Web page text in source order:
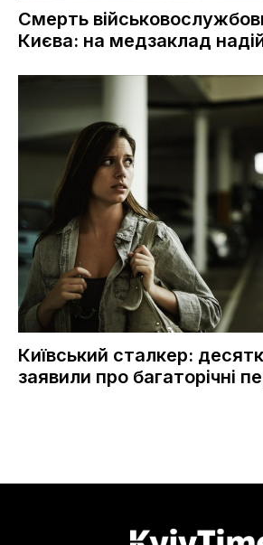
Смерть
Києва: на медзаклад
Київський сталкер:
заявили про багаторічні